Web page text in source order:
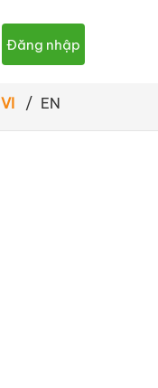
Đăng nhập
VI / EN